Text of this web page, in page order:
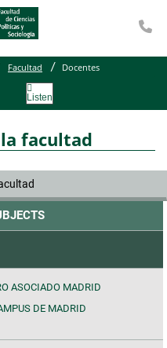
Facultad Docentes
Listen
facultad
ASOCIADO MADRID
DE MADRID